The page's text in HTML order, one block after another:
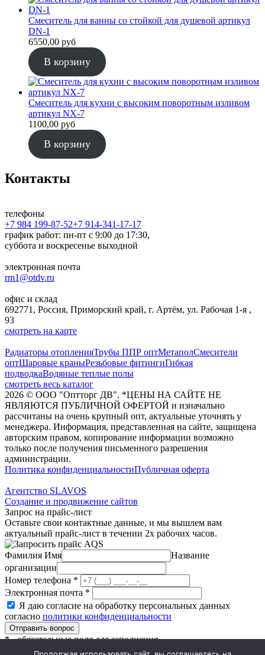
Смеситель для ванны со стойкой для душевой артикул
DN-1
6550,00 руб
В корзину
Смеситель для кухни с высоким поворотным изливом
артикул NX-7
1100,00 руб
В корзину
Контакты
телефоны
+7 984 199-87-52+7 914-341-17-17
график работ: пн-пт с 9:00 до 17:30,
суббота и воскресенье выходной
электронная почта
rm1@otdv.ru
офис и склад
692771, Россия, Приморский край, г. Артём, ул. Рабочая 1-я ,
93
смотреть на карте
Радиаторы отопленияТрубы ППР оптМетаполСмесители
оптШаровые краныРезьбовые фитингиГибкая
подводкаВодяные теплые полы
смотреть весь каталог
2026 © ООО "Оптторг ДВ". *ЦЕНЫ НА САЙТЕ НЕ
ЯВЛЯЮТСЯ ПУБЛИЧНОЙ ОФЕРТОЙ и изначально
рассчитаны на очень крупный опт, актуальные уточнять у
менеджера. Информация, представленная на сайте, защищена
авторским правом, копирование информации возможно
только после получения письменного разрешения
администрации.
Политика конфиденциальностиПубличная оферта
Агентство SLAVOS
Создание и продвижение сайтов
Запрос на прайс-лист
Оставьте свои контактные данные, и мы вышлем вам
актуальный прайс-лист в течении 2х рабочих часов.
Фамилия Имя
Название
организации
Номер телефона *
Электронная почта *
Я даю согласие на обработку персональных данных
согласно политики конфиденциальности
*- обязательные поля для заполнения
Запрос успешно отправлен